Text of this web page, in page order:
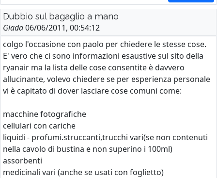
Dubbio sul bagaglio a mano
Giada06/06/2011, 00:54:12
colgo l'occasione con paolo per chiedere le stesse cose.
E' vero che ci sono informazioni esaustive sul sito della
ryanair ma la lista delle cose consentite è davvero
allucinante, volevo chiedere se per esperienza personale
vi è capitato di dover lasciare cose comuni come:
macchine fotografiche
cellulari con cariche
liquidi - profumi.struccanti,trucchi vari(se non contenuti
nella cavolo di bustina e non superino i 100ml)
assorbenti
medicinali vari (anche se usati con foglietto)